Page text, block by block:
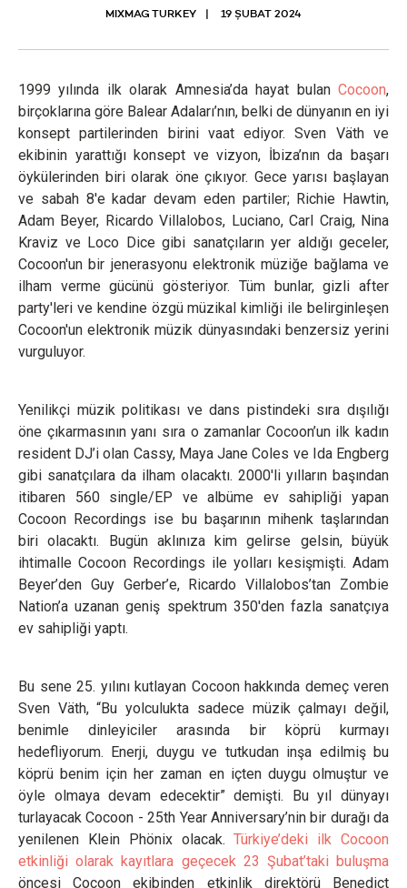
MIXMAG TURKEY 19 ŞUBAT 2024
1999 yılında ilk olarak Amnesia’da hayat bulan Cocoon,
birçoklarına göre Balear Adaları’nın, belki de dünyanın en iyi
konsept partilerinden birini vaat ediyor. Sven Väth ve
ekibinin yarattığı konsept ve vizyon, İbiza’nın da başarı
öykülerinden biri olarak öne çıkıyor. Gece yarısı başlayan
ve sabah 8'e kadar devam eden partiler; Richie Hawtin,
Adam Beyer, Ricardo Villalobos, Luciano, Carl Craig, Nina
Kraviz ve Loco Dice gibi sanatçıların yer aldığı geceler,
Cocoon'un bir jenerasyonu elektronik müziğe bağlama ve
ilham verme gücünü gösteriyor. Tüm bunlar, gizli after
party'leri ve kendine özgü müzikal kimliği ile belirginleşen
Cocoon'un elektronik müzik dünyasındaki benzersiz yerini
vurguluyor.
Yenilikçi müzik politikası ve dans pistindeki sıra dışılığı
öne çıkarmasının yanı sıra o zamanlar Cocoon’un ilk kadın
resident DJ’i olan Cassy, Maya Jane Coles ve Ida Engberg
gibi sanatçılara da ilham olacaktı. 2000'li yılların başından
itibaren 560 single/EP ve albüme ev sahipliği yapan
Cocoon Recordings ise bu başarının mihenk taşlarından
biri olacaktı. Bugün aklınıza kim gelirse gelsin, büyük
ihtimalle Cocoon Recordings ile yolları kesişmişti. Adam
Beyer’den Guy Gerber’e, Ricardo Villalobos’tan Zombie
Nation’a uzanan geniş spektrum 350'den fazla sanatçıya
ev sahipliği yaptı.
Bu sene 25. yılını kutlayan Cocoon hakkında demeç veren
Sven Väth, “Bu yolculukta sadece müzik çalmayı değil,
benimle dinleyiciler arasında bir köprü kurmayı
hedefliyorum. Enerji, duygu ve tutkudan inşa edilmiş bu
köprü benim için her zaman en içten duygu olmuştur ve
öyle olmaya devam edecektir” demişti. Bu yıl dünyayı
turlayacak Cocoon - 25th Year Anniversary’nin bir durağı da
yenilenen Klein Phönix olacak.Türkiye’deki ilk Cocoon
etkinliği olarak kayıtlara geçecek 23 Şubat’taki buluşma
öncesi Cocoon ekibinden etkinlik direktörü Benedict